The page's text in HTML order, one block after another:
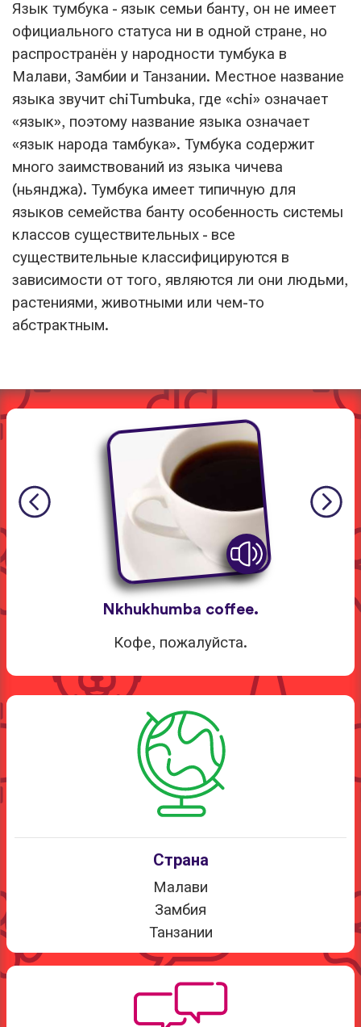
Язык тумбука - язык семьи банту, он не имеет
официального статуса ни в одной стране, но
распространён у народности тумбука в
Малави, Замбии и Танзании. Местное название
языка звучит chiTumbuka, где «chi» означает
«язык», поэтому название языка означает
«язык народа тамбука». Тумбука содержит
много заимствований из языка чичева
(ньянджа). Тумбука имеет типичную для
языков семейства банту особенность системы
классов существительных - все
существительные классифицируются в
зависимости от того, являются ли они людьми,
растениями, животными или чем-то
абстрактным.
Nkhukhumba coffee.
Кофе, пожалуйста.
Страна
Малави
Замбия
Танзании